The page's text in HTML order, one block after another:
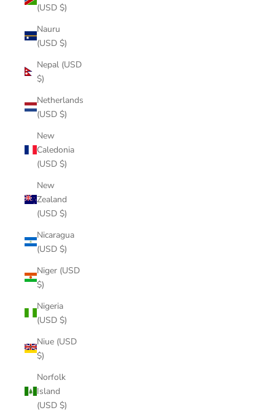
(USD $)
Nauru
(USD $)
Nepal (USD
$)
Netherlands
(USD $)
New
Caledonia
(USD $)
New
Zealand
(USD $)
Nicaragua
(USD $)
Niger (USD
$)
Nigeria
(USD $)
Niue (USD
$)
Norfolk
Island
(USD $)